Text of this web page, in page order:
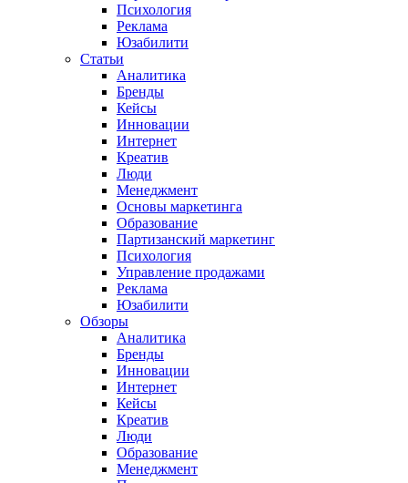
Психология
Реклама
Юзабилити
Статьи
Аналитика
Бренды
Кейсы
Инновации
Интернет
Креатив
Люди
Менеджмент
Основы маркетинга
Образование
Партизанский маркетинг
Психология
Управление продажами
Реклама
Юзабилити
Обзоры
Аналитика
Бренды
Инновации
Интернет
Кейсы
Креатив
Люди
Образование
Менеджмент